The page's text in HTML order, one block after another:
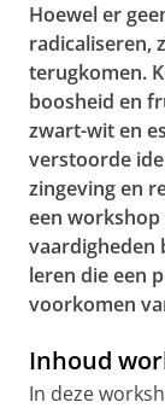
Hoewel er
radicaliseren,
terugkomen.
boosheid en
zwart-wit en
verstoorde
zingeving en
een
vaardigheden
leren die een
voorkomen
Inhoud
In deze